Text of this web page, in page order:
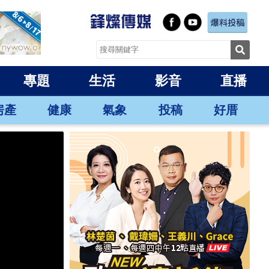
專題 生活 影音 直播
產 健康 氣象 投稿 好厝